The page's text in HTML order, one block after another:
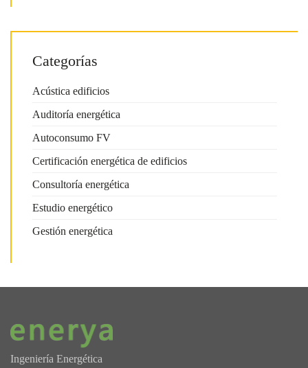
Categorías
Acústica edificios
Auditoría energética
Autoconsumo FV
Certificación energética de edificios
Consultoría energética
Estudio energético
Gestión energética
Ingeniería Energética